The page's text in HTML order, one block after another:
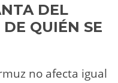
DEL
QUIÉN SE
no afecta igual